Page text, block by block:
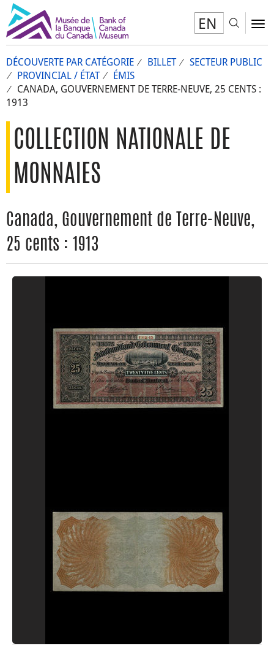
EN
DÉCOUVERTE PAR CATÉGORIE BILLET
SECTEUR PUBLIC
PROVINCIAL / ÉTAT
ÉMIS
CANADA, GOUVERNEMENT DE TERRE-NEUVE, 25 CENTS :
1913
COLLECTION NATIONALE DE
MONNAIES
Canada, Gouvernement de Terre-Neuve,
25 cents : 1913